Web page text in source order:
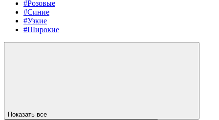
#Розовые
#Синие
#Узкие
#Широкие
Показать все